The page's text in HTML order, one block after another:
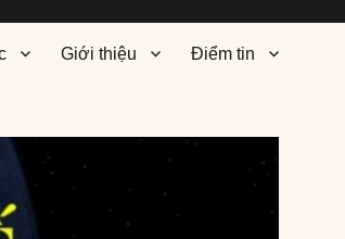
Giới thiệu Điểm tin